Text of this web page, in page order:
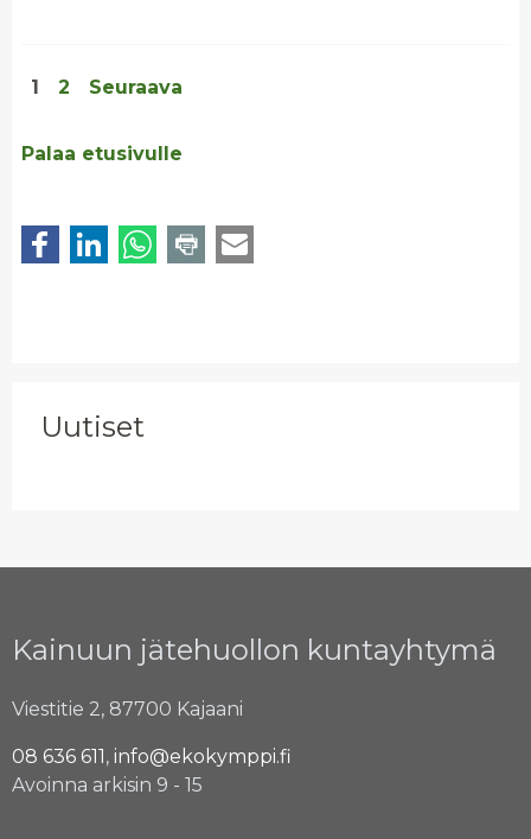
Uutiset
1 2 Seuraava
Palaa etusivulle
Kainuun jätehuollon kuntayhtymä
Viestitie 2, 87700 Kajaani
08 636 611, info@ekokymppi.fi
Avoinna arkisin 9 - 15